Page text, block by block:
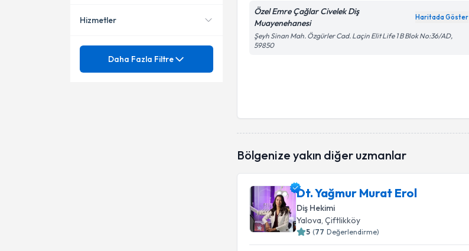
Özel Emre Çağlar Civelek Diş
Muayenehanesi
Haritada Göster
Şeyh Sinan Mah. Özgürler Cad. Laçin Elit Life 1 B Blok No:36/AD,
59850
Bölgenize yakın diğer uzmanlar
Dt. Yağmur Murat Erol
Diş Hekimi
Yalova, Çiftlikköy
5 (77 Değerlendirme)
Diş Hekimi
20'lik Diş Çekimi
Hizmetler
Mezuniyet
Daha Fazla Filtre